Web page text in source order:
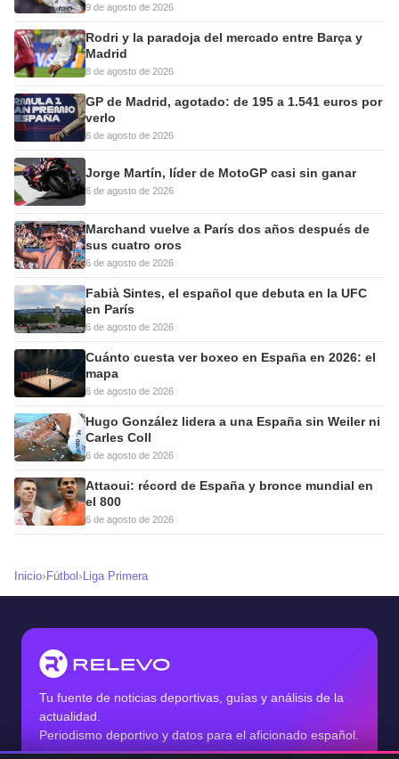
9 de agosto de 2026
Rodri y la paradoja del mercado entre Barça y
Madrid
8 de agosto de 2026
GP de Madrid, agotado: de 195 a 1.541 euros por
verlo
6 de agosto de 2026
Jorge Martín, líder de MotoGP casi sin ganar
6 de agosto de 2026
Marchand vuelve a París dos años después de
sus cuatro oros
6 de agosto de 2026
Fabià Sintes, el español que debuta en la UFC
en París
6 de agosto de 2026
Cuánto cuesta ver boxeo en España en 2026: el
mapa
6 de agosto de 2026
Hugo González lidera a una España sin Weiler ni
Carles Coll
6 de agosto de 2026
Attaoui: récord de España y bronce mundial en
el 800
6 de agosto de 2026
Inicio›Fútbol›Liga Primera
Tu fuente de noticias deportivas, guías y análisis de la
actualidad.
Periodismo deportivo y datos para el aficionado español.